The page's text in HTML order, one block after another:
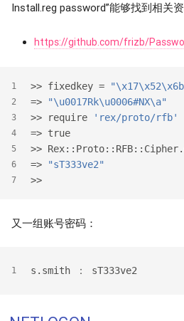
Install.reg password”能够找到相关资
https://github.com/frizb/
1
2
3
4
5
6
7
>> fixedkey =
=>
"\u0017Rk\u0006#NX\a"
>> require
'rex/proto/rfb'
=> true
>>
=>
"sT333ve2"
>>
又一组账号密码：
1 s.smith ： sT333ve2